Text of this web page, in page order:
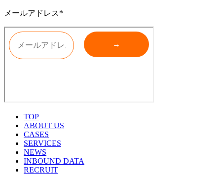
メールアドレス*
TOP
ABOUT US
CASES
SERVICES
NEWS
INBOUND DATA
RECRUIT